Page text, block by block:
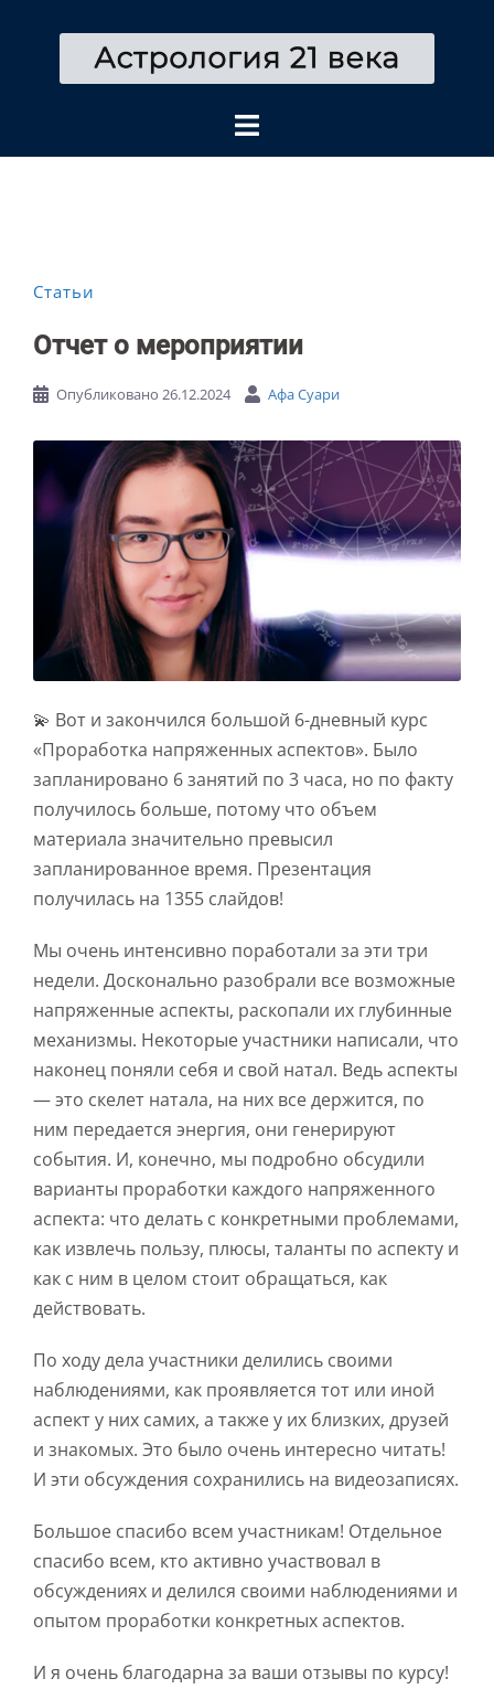
содержимому
Статьи
Отчет о мероприятии
Опубликовано 26.12.2024 Афа Суари
💫 Вот и закончился большой 6-дневный курс
«Проработка напряженных аспектов». Было
запланировано 6 занятий по 3 часа, но по факту
получилось больше, потому что объем
материала значительно превысил
запланированное время. Презентация
получилась на 1355 слайдов!
Мы очень интенсивно поработали за эти три
недели. Досконально разобрали все возможные
напряженные аспекты, раскопали их глубинные
механизмы. Некоторые участники написали, что
наконец поняли себя и свой натал. Ведь аспекты
— это скелет натала, на них все держится, по
ним передается энергия, они генерируют
события. И, конечно, мы подробно обсудили
варианты проработки каждого напряженного
аспекта: что делать с конкретными проблемами,
как извлечь пользу, плюсы, таланты по аспекту и
как с ним в целом стоит обращаться, как
действовать.
По ходу дела участники делились своими
наблюдениями, как проявляется тот или иной
аспект у них самих, а также у их близких, друзей
и знакомых. Это было очень интересно читать!
И эти обсуждения сохранились на видеозаписях.
Большое спасибо всем участникам! Отдельное
спасибо всем, кто активно участвовал в
обсуждениях и делился своими наблюдениями и
опытом проработки конкретных аспектов.
И я очень благодарна за ваши отзывы по курсу!